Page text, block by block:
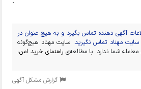
-
آگهی دهنده تماس بگیرد و به هیچ عنوان در
مهناد تماس نگیرید. سایت مهناد هیچ‌گونه
شما ندارد. با مطالعه‌ی راهنمای خرید امن،
گزارش مشکل آگهی